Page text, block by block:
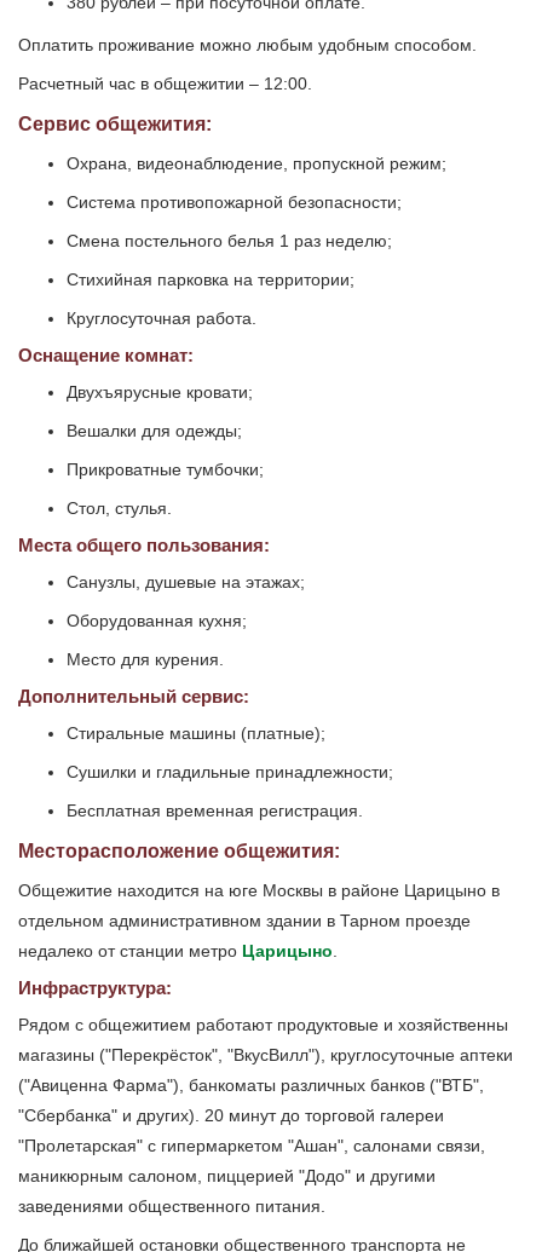
Оплатить проживание можно любым удобным способом.
Расчетный час в общежитии – 12:00.
Сервис общежития:
Охрана, видеонаблюдение, пропускной режим;
Система противопожарной безопасности;
Смена постельного белья 1 раз неделю;
Стихийная парковка на территории;
Круглосуточная работа.
Оснащение комнат:
Двухъярусные кровати;
Вешалки для одежды;
Прикроватные тумбочки;
Стол, стулья.
Места общего пользования:
Санузлы, душевые на этажах;
Оборудованная кухня;
Место для курения.
Дополнительный сервис:
Стиральные машины (платные);
Сушилки и гладильные принадлежности;
Бесплатная временная регистрация.
Месторасположение общежития:
Общежитие находится на юге Москвы в районе Царицыно в
отдельном административном здании в Тарном проезде
недалеко от станции метро Царицыно.
Инфраструктура:
Рядом с общежитием работают продуктовые и хозяйственны
магазины ("Перекрёсток", "ВкусВилл"), круглосуточные аптеки
("Авиценна Фарма"), банкоматы различных банков ("ВТБ",
"Сбербанка" и других). 20 минут до торговой галереи
"Пролетарская" с гипермаркетом "Ашан", салонами связи,
маникюрным салоном, пиццерией "Додо" и другими
заведениями общественного питания.
До ближайшей остановки общественного транспорта не